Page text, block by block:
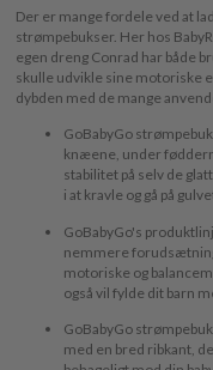
Der er mange fordele ved at
strømpebukser. Her hos
egen dreng Conrad har både
skulle udvikle sine motoriske
dybden med de mange
GoBabyGo
knæene, under
stabilitet på selv de
i at kravle og gå på
GoBabyGo's
nemmere
motoriske og
også vil fylde dit barn
GoBabyGo
med en bred ribkant,